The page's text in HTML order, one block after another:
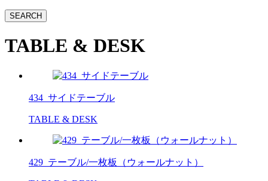
TABLE & DESK
434_サイドテーブル
TABLE & DESK
429_テーブル/一枚板（ウォールナット）